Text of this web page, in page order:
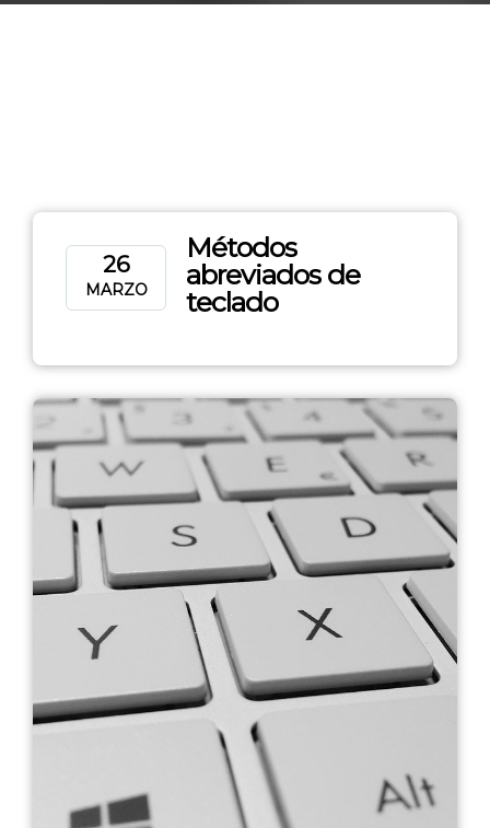
26
MARZO
Métodos
abreviados de
teclado